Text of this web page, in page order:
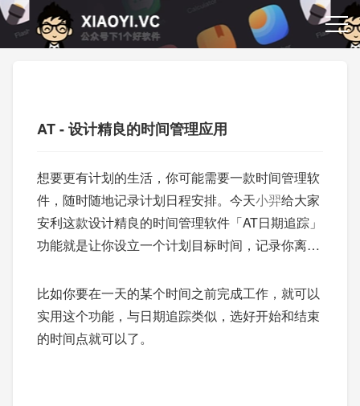
AT - 设计精良的时间管理应用
想要更有计划的生活，你可能需要一款时间管理软
件，随时随地记录计划日程安排。今天小羿给大家
安利这款设计精良的时间管理软件「AT日期追踪」
功能就是让你设立一个计划目标时间，记录你离那
比如你要在一天的某个时间之前完成工作，就可以
实用这个功能，与日期追踪类似，选好开始和结束
的时间点就可以了。